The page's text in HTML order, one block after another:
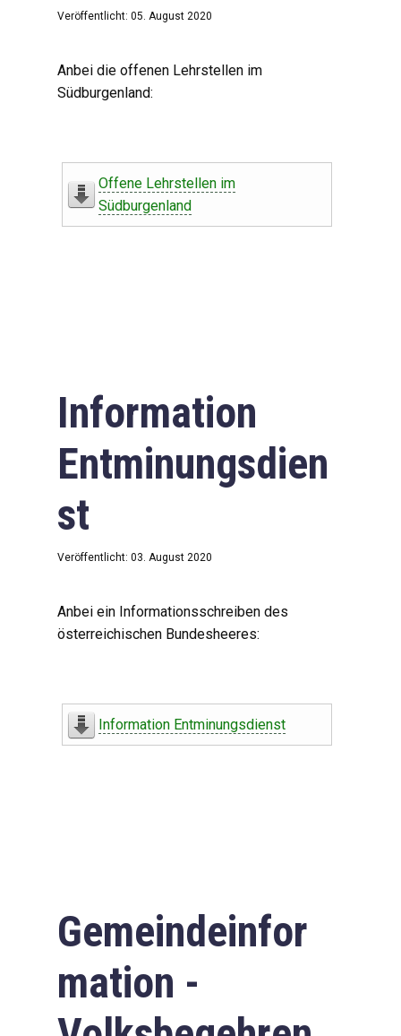
Veröffentlicht: 05. August 2020
Anbei die offenen Lehrstellen im
Südburgenland:
Offene Lehrstellen im
Südburgenland
Information
Entminungsdien
st
Veröffentlicht: 03. August 2020
Anbei ein Informationsschreiben des
österreichischen Bundesheeres:
Information Entminungsdienst
Gemeindeinfor
mation -